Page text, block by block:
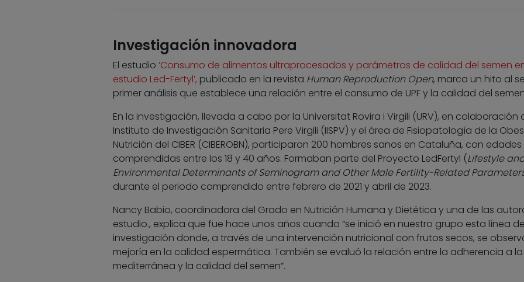
Investigación innovadora
El estudio ‘Consumo de alimentos ultraprocesados y parámetros de calidad del semen
estudio Led-Fertyl’, publicado en la revista Human Reproduction Open, marca un hito al
primer análisis que establece una relación entre el consumo de UPF y la calidad del
En la investigación, llevada a cabo por la Universitat Rovira i Virgili (URV), en colaboración
Instituto de Investigación Sanitaria Pere Virgili (IISPV) y el área de Fisiopatología de la
Nutrición del CIBER (CIBEROBN), participaron 200 hombres sanos en Cataluña, con edades
comprendidas entre los 18 y 40 años. Formaban parte del Proyecto LedFertyl (Lifestyle
Environmental Determinants of Seminogram and Other Male Fertility-Related
durante el periodo comprendido entre febrero de 2021 y abril de 2023.
Nancy Babio, coordinadora del Grado en Nutrición Humana y Dietética y una de las
estudio., explica que fue hace unos años cuando “se inició en nuestro grupo esta línea
investigación donde, a través de una intervención nutricional con frutos secos, se
mejoría en la calidad espermática. También se evaluó la relación entre la adherencia a
mediterránea y la calidad del semen”.